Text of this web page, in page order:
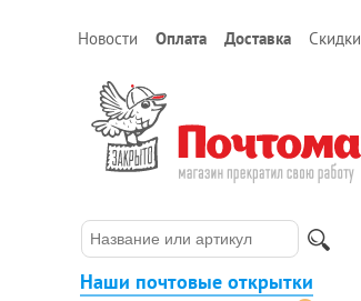
Новости Оплата Доставка Скидки
Наши почтовые открытки